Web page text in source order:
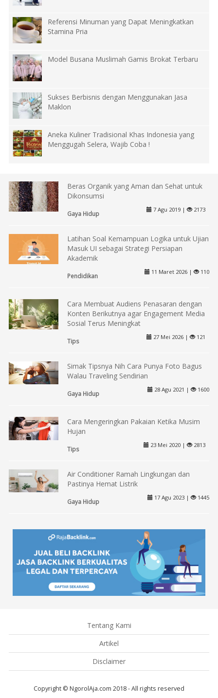
Referensi Minuman yang Dapat Meningkatkan
Stamina Pria
Model Busana Muslimah Gamis Brokat Terbaru
Sukses Berbisnis dengan Menggunakan Jasa
Maklon
Aneka Kuliner Tradisional Khas Indonesia yang
Menggugah Selera, Wajib Coba !
Beras Organik yang Aman dan Sehat untuk
Dikonsumsi
Gaya Hidup
7 Agu 2019 | 2173
Latihan Soal Kemampuan Logika untuk Ujian
Masuk UI sebagai Strategi Persiapan
Akademik
Pendidikan
11 Maret 2026 | 110
Cara Membuat Audiens Penasaran dengan
Konten Berikutnya agar Engagement Media
Sosial Terus Meningkat
Tips
27 Mei 2026 | 121
Simak Tipsnya Nih Cara Punya Foto Bagus
Walau Traveling Sendirian
Gaya Hidup
28 Agu 2021 | 1600
Cara Mengeringkan Pakaian Ketika Musim
Hujan
Tips
23 Mei 2020 | 2813
Air Conditioner Ramah Lingkungan dan
Pastinya Hemat Listrik
Gaya Hidup
17 Agu 2023 | 1445
Tentang Kami
Artikel
Disclaimer
Copyright © NgorolAja.com 2018 - All rights reserved